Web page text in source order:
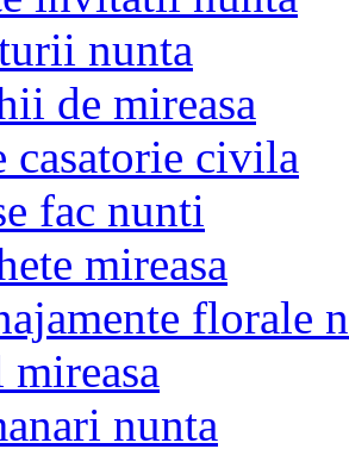
nunta
de mireasa
casatorie civila
fac nunti
mireasa
florale
mireasa
nunta